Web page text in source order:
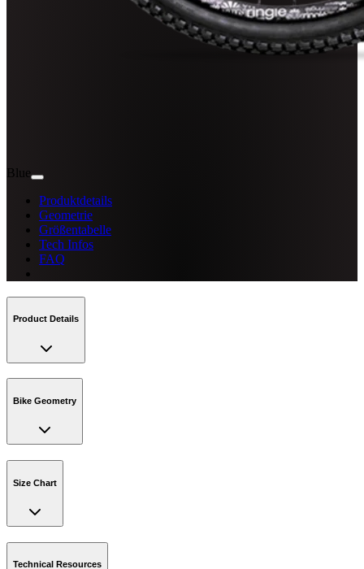
Blue
Produktdetails
Geometrie
Größentabelle
Tech Infos
FAQ
Product Details
Bike Geometry
Size Chart
Technical Resources